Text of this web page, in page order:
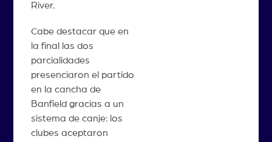
River.
Cabe destacar que en
la final las dos
parcialidades
presenciaron el partido
en la cancha de
Banfield gracias a un
sistema de canje: los
clubes aceptaron